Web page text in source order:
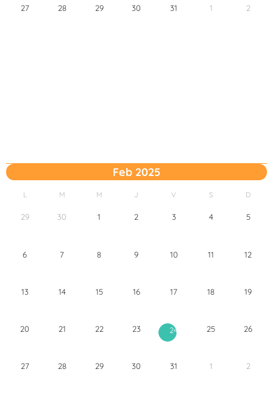
27 28 29 30 31 1 2
Feb 2025
L M M J V S D
29 30 1 2 3 4 5
6 7 8 9 10 11 12
13 14 15 16 17 18 19
20 21 22 23 24 25 26
27 28 29 30 31 1 2